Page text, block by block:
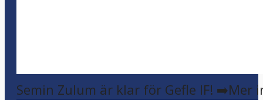
Semin Zulum är klar för Gefle IF! ➡️Mer